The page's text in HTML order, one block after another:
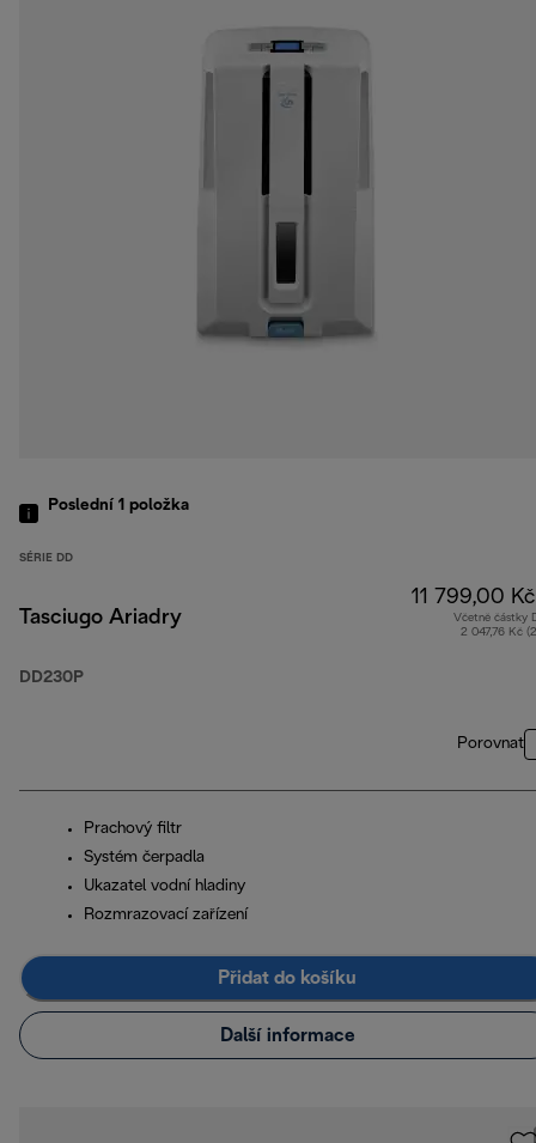
Poslední 1 položka
SÉRIE DD
Tasciugo Ariadry
DD230P
11 799,00 Kč
Včetně částky
2 047,76 Kč
Porovnat
Prachový filtr
Systém čerpadla
Ukazatel vodní hladiny
Rozmrazovací zařízení
Přidat do košíku
Další informace